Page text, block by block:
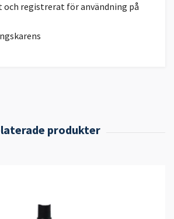
och registrerat för användning på